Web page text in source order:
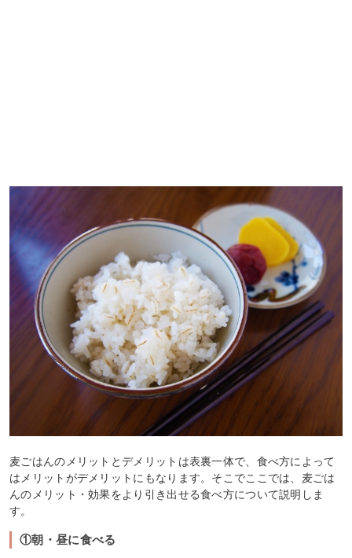
麦ごはんのメリットとデメリットは表裏一体で、食べ方によって
はメリットがデメリットにもなります。そこでここでは、麦ごは
んのメリット・効果をより引き出せる食べ方について説明しま
す。
①朝・昼に食べる